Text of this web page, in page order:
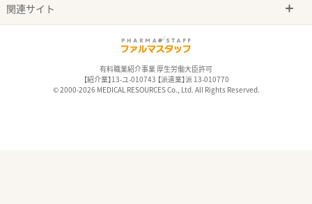
関連サイト
有料職業紹介事業 厚生労働大臣許可
【紹介業】13-ユ-010743 【派遣業】派 13-010770
© 2000-2026 MEDICAL RESOURCES Co., Ltd. All Rights Reserved.